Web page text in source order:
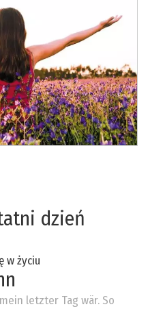
dzień
w życiu
letzter Tag wär. So